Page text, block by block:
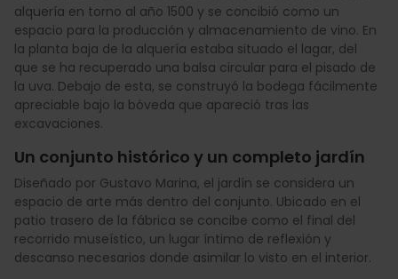
alquería en torno al año 1500 y se concibió como un
espacio para la producción y almacenamiento de vino. En
la planta baja de la alquería estaba situado el lagar, del
que se ha recuperado una balsa circular para el pisado de
la uva. Debajo de esta, se construyó la bodega fácilmente
apreciable bajo la bóveda que apareció tras las
excavaciones.
Un conjunto histórico y un completo jardín
Diseñado por Gustavo Marina, el jardín se considera un
espacio de arte más dentro del conjunto. Ubicado en el
patio trasero de la fábrica se concibe como el final del
recorrido museístico, un lugar íntimo de reflexión y
descanso necesarios donde asimilar lo visto en el interior.